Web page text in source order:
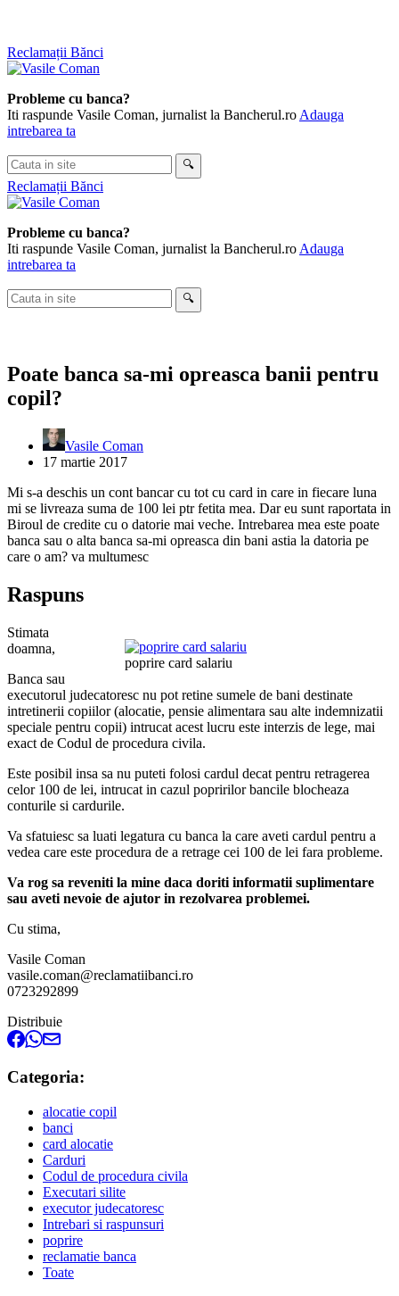
Sari
la
Reclamații Bănci
Probleme cu banca?
Iti raspunde Vasile Coman, jurnalist la Bancherul.ro Adauga
intrebarea ta
Cauta
in
site
🔍
Reclamații Bănci
Probleme cu banca?
Iti raspunde Vasile Coman, jurnalist la Bancherul.ro Adauga
intrebarea ta
Cauta
in
🔍
Poate banca sa-mi opreasca banii pentru
copil?
Vasile Coman
17 martie 2017
Mi s-a deschis un cont bancar cu tot cu card in care in fiecare luna
mi se livreaza suma de 100 lei ptr fetita mea. Dar eu sunt raportata in
Biroul de credite cu o datorie mai veche. Intrebarea mea este poate
banca sau o alta banca sa-mi opreasca din bani astia la datoria pe
care o am? va multumesc
Raspuns
poprire card salariu
Stimata
doamna,
Banca sau
executorul judecatoresc nu pot retine sumele de bani destinate
intretinerii copiilor (alocatie, pensie alimentara sau alte indemnizatii
speciale pentru copii) intrucat acest lucru este interzis de lege, mai
exact de Codul de procedura civila.
Este posibil insa sa nu puteti folosi cardul decat pentru retragerea
celor 100 de lei, intrucat in cazul popririlor bancile blocheaza
conturile si cardurile.
Va sfatuiesc sa luati legatura cu banca la care aveti cardul pentru a
vedea care este procedura de a retrage cei 100 de lei fara probleme.
Va rog sa reveniti la mine daca doriti informatii suplimentare
sau aveti nevoie de ajutor in rezolvarea problemei.
Cu stima,
Vasile Coman
vasile.coman@reclamatiibanci.ro
0723292899
Distribuie
Categoria:
alocatie copil
banci
card alocatie
Carduri
Codul de procedura civila
Executari silite
executor judecatoresc
Intrebari si raspunsuri
poprire
reclamatie banca
Toate